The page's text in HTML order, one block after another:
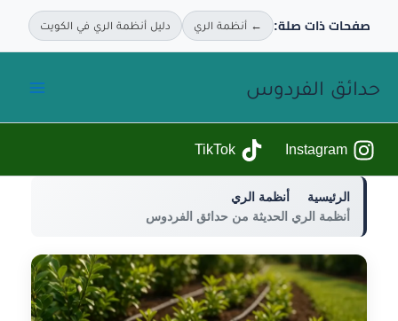
صفحات ذات صلة: ← أنظمة الري دليل أنظمة الري في الكويت
حدائق الفردوس
Instagram
TikTok
الرئيسية
أنظمة الري
أنظمة الري الحديثة من حدائق الفردوس